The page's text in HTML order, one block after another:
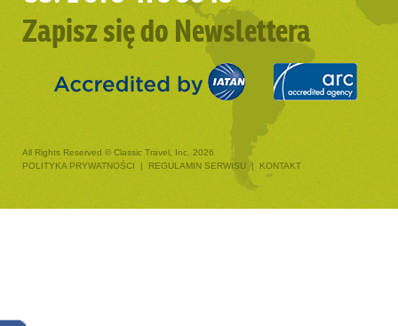
Zapisz się do Newslettera
All Rights Reserved © Classic Travel, Inc. 2026
POLITYKA PRYWATNOŚCI
| REGULAMIN SERWISU | KONTAKT